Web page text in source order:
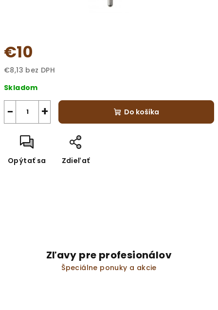
€10
€8,13 bez DPH
cena:
Skladom
+
− Do košíka
Opýtať sa Zdieľať
Zľavy pre profesionálov
Špeciálne ponuky a akcie